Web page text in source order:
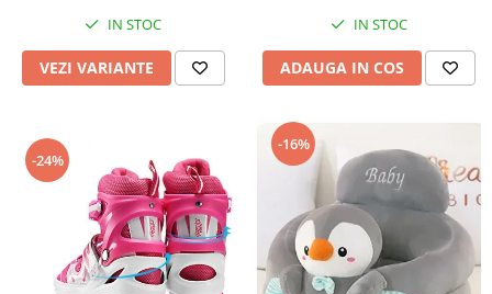
IN STOC
VEZI VARIANTE
IN STOC
ADAUGA IN COS
-24%
-16%